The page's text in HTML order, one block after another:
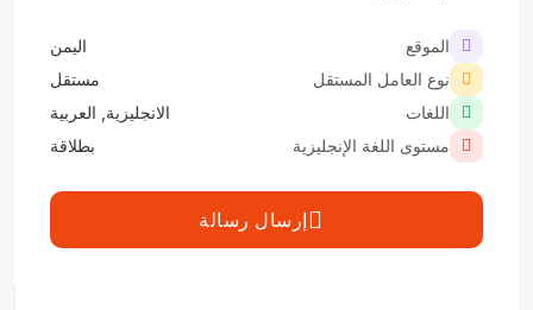
الموقع
اليمن
نوع العامل المستقل
مستقل
اللغات
الانجليزية, العربية
مستوى اللغة الإنجليزية
بطلاقة
إرسال رسالة